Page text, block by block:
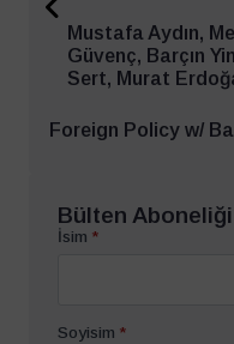
Mustafa Aydın,
Güvenç, Barçın
Sert, Murat
Foreign Policy w/
Bülten Aboneliği
İsim *
Soyisim *